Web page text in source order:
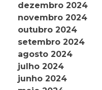
dezembro 2024
novembro 2024
outubro 2024
setembro 2024
agosto 2024
julho 2024
junho 2024